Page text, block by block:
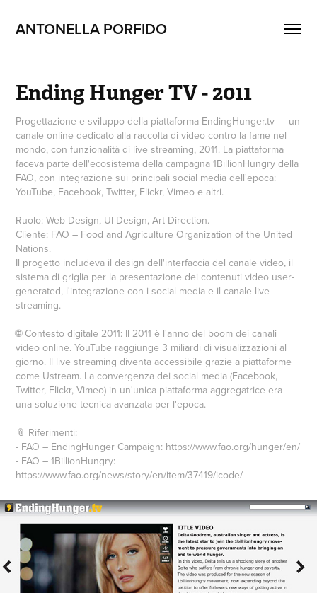
ANTONELLA PORFIDO
Ending Hunger TV - 2011
Progettazione e sviluppo della piattaforma EndingHunger.tv — un
canale online dedicato alla raccolta di video contro la fame nel
mondo, con funzionalità di live streaming, 2011. La piattaforma
faceva parte dell'ecosistema della campagna 1BillionHungry della
FAO, con integrazione sui principali social media dell'epoca:
YouTube, Facebook, Twitter, Flickr, Vimeo e altri.
Ruolo: Web Design, UI Design, Art Direction.
Cliente: FAO – Food and Agriculture Organization of the United
Nations.
Il progetto includeva il design dell'interfaccia del canale video, il
sistema di griglia per la presentazione dei contenuti video user-
generated, l'integrazione con i social media e il canale live
streaming.
🌐 Contesto digitale 2011: Il 2011 è l'anno del boom dei canali
video online. YouTube raggiunge 3 miliardi di visualizzazioni al
giorno. Il live streaming diventa accessibile grazie a piattaforme
come Ustream. La convergenza dei social media (Facebook,
Twitter, Flickr, Vimeo) in un'unica piattaforma aggregatrice era
una soluzione tecnica avanzata per l'epoca.
📎 Riferimenti:
- FAO – EndingHunger Campaign: https://www.fao.org/hunger/en/
- FAO – 1BillionHungry:
https://www.fao.org/news/story/en/item/37419/icode/